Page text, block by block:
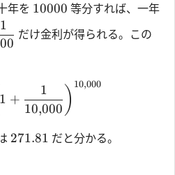
年を 10000 等分すれば、一年
1
だけ金利が得られる。この
1 +
10,000
1 ) 10,000
271.81 だと分かる。